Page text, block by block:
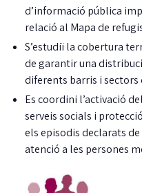
d’informació pública
relació al Mapa de
S’estudiï la cobertura
de garantir una
diferents barris i
Es coordini l’activació
serveis socials i
els episodis declarats
atenció a les persones